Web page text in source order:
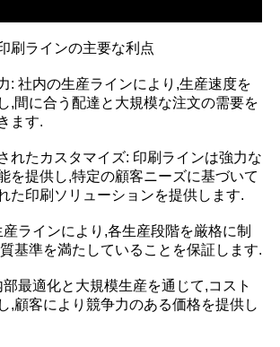
刷ラインの主要な利点
: 社内の生産ラインにより,生産速度を
,間に合う配達と大規模な注文の需要を
ます.
れたカスタマイズ: 印刷ラインは強力な
を提供し,特定の顧客ニーズに基づいて
た印刷ソリューションを提供します.
ラインにより,各生産段階を厳格に制
基準を満たしていることを保証します.
最適化と大規模生産を通じて,コスト
,顧客により競争力のある価格を提供し